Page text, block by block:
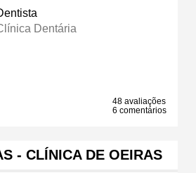
Dentária
48 avaliações
6 comentários
- CLÍNICA DE OEIRAS